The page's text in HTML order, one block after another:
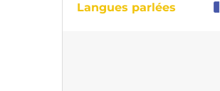
Langues parlées